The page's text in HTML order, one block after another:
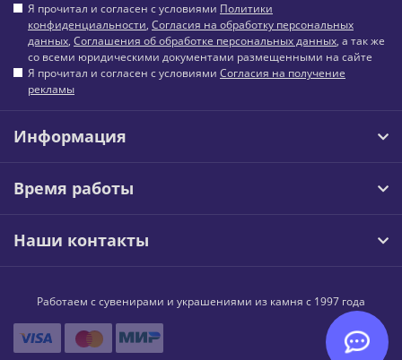
Я прочитал и согласен с условиями Политики
конфиденциальности, Согласия на обработку персональных
данных, Соглашения об обработке персональных данных, а так же
со всеми юридическими документами размещенными на сайте
Я прочитал и согласен с условиями Согласия на получение
рекламы
Информация
Время работы
Наши контакты
Работаем с сувенирами и украшениями из камня с 1997 года